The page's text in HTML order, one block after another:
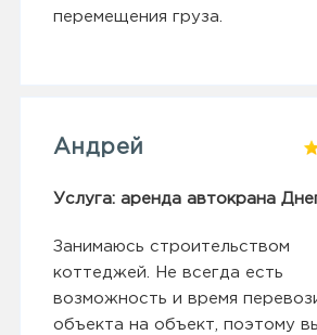
перемещения груза.
Андрей
Услуга: аренда автокрана
Занимаюсь строительством
коттеджей. Не всегда есть
возможность и время
объекта на объект, поэтому